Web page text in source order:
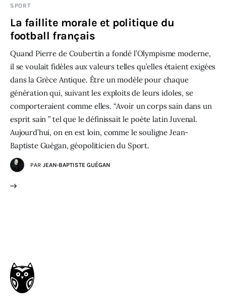
SPORT
La faillite morale et politique du
football français
Quand Pierre de Coubertin a fondé l’Olympisme moderne,
il se voulait fidèles aux valeurs telles qu’elles étaient exigées
dans la Grèce Antique. Être un modèle pour chaque
génération qui, suivant les exploits de leurs idoles, se
comporteraient comme elles. “Avoir un corps sain dans un
esprit sain ” tel que le définissait le poète latin Juvenal.
Aujourd’hui, on en est loin, comme le souligne Jean-
Baptiste Guégan, géopoliticien du Sport.
PAR JEAN-BAPTISTE GUÉGAN